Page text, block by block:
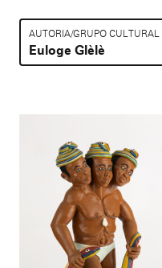
AUTORIA/GRUPO CULTURAL
Euloge Glèlè